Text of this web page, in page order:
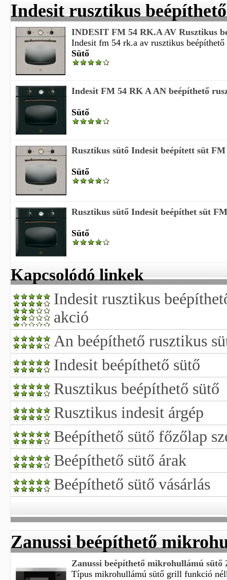
Indesit rusztikus
INDESIT FM 54 RK.A AV Rusztikus
Indesit fm 54 rk.a av rusztikus
Sütő
Indesit FM 54 RK A AN beépíthető
Sütő
Rusztikus sütő Indesit beépített süt
Sütő
Rusztikus sütő Indesit beépíthet süt
Sütő
Kapcsolódó linkek
Indesit rusztikus
akció
An beépíthető rusztikus
Indesit beépíthető sütő
Rusztikus beépíthető sütő
Rusztikus indesit árgép
Beépíthető sütő főzőlap
Beépíthető sütő árak
Beépíthető sütő vásárlás
Zanussi beépíthető
Zanussi beépíthető mikrohullámú sütő
Típus mikrohullámú sütő grill funkció